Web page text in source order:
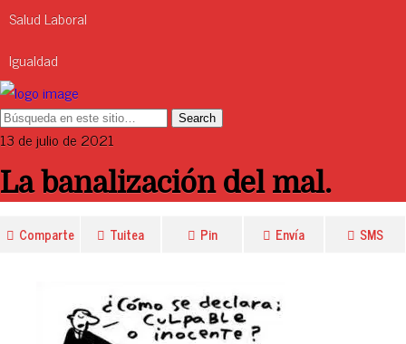
Salud Laboral
Igualdad
13 de julio de 2021
La banalización del mal.
Comparte Tuitea Pin Envía SMS